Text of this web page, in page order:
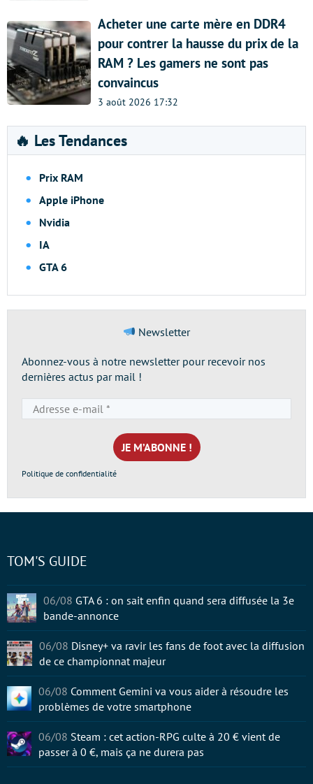
Acheter une carte mère en DDR4
pour contrer la hausse du prix de la
RAM ? Les gamers ne sont pas
convaincus
3 août 2026 17:32
🔥 Les Tendances
Prix RAM
Apple iPhone
Nvidia
IA
GTA 6
Newsletter
Abonnez-vous à notre newsletter pour recevoir nos
dernières actus par mail !
e-
mail
*
Politique de confidentialité
TOM'S GUIDE
06/08 GTA 6 : on sait enfin quand sera diffusée la 3e
bande-annonce
06/08 Disney+ va ravir les fans de foot avec la diffusion
de ce championnat majeur
06/08 Comment Gemini va vous aider à résoudre les
problèmes de votre smartphone
06/08 Steam : cet action-RPG culte à 20 € vient de
passer à 0 €, mais ça ne durera pas